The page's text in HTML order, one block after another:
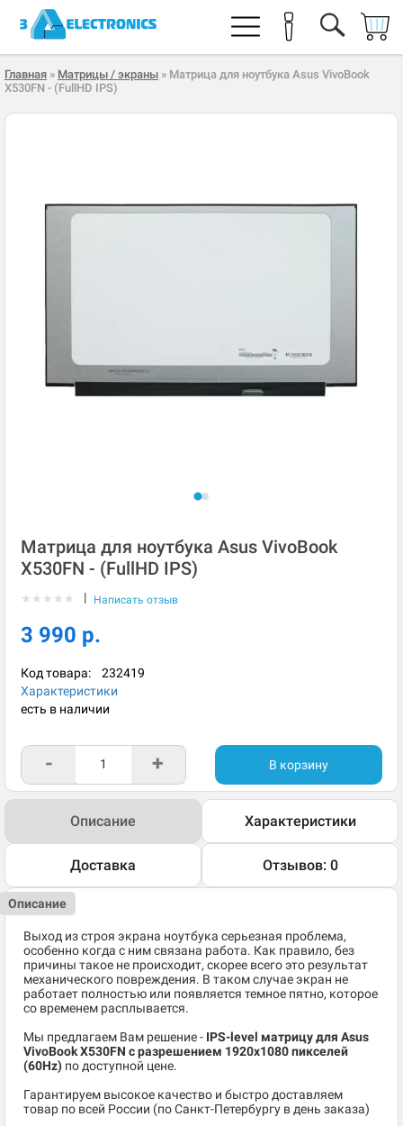
Главная » Матрицы / экраны » Матрица для ноутбука Asus VivoBook
X530FN - (FullHD IPS)
Матрица для ноутбука Asus VivoBook
X530FN - (FullHD IPS)
★ ★ ★ ★ ★ | Написать отзыв
3 990 р.
Код товара: 232419
Характеристики
есть в наличии
- + В корзину
Описание Характеристики
Доставка Отзывов: 0
Описание
Выход из строя экрана ноутбука серьезная проблема,
особенно когда с ним связана работа. Как правило, без
причины такое не происходит, скорее всего это результат
механического повреждения. В таком случае экран не
работает полностью или появляется темное пятно, которое
со временем расплывается.
Мы предлагаем Вам решение - IPS-level матрицу для Asus
VivoBook X530FN c разрешением 1920x1080 пикселей
(60Hz) по доступной цене.
Гарантируем высокое качество и быстро доставляем
товар по всей России (по Санкт-Петербургу в день заказа)